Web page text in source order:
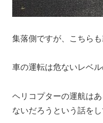
集落側ですが、こちらも
車の運転は危ないレベル
ヘリコプターの運航は
ないだろうという話をし